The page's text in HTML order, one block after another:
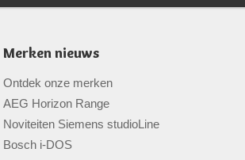
Merken nieuws
Ontdek onze merken
AEG Horizon Range
Noviteiten Siemens studioLine
Bosch i-DOS